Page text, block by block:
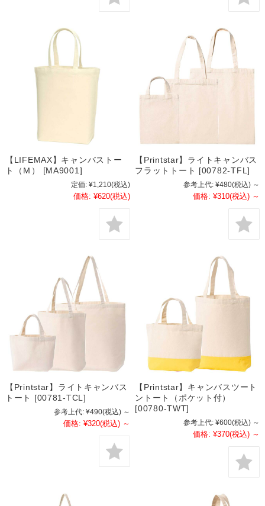
【LIFEMAX】キャンバストー
ト（Ｍ） [MA9001]
定価: ¥1,210(税込)
価格: ¥620(税込)
【Printstar】ライトキャンバス
フラットトート [00782-TFL]
参考上代: ¥480(税込) ～
価格: ¥310(税込) ～
【Printstar】ライトキャンバス
トート [00781-TCL]
参考上代: ¥490(税込) ～
価格: ¥320(税込) ～
【Printstar】キャンバスツート
ントート（ポケット付）
[00780-TWT]
参考上代: ¥600(税込) ～
価格: ¥370(税込) ～